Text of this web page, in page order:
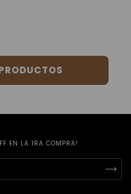
EN LA 1RA COMPRA!